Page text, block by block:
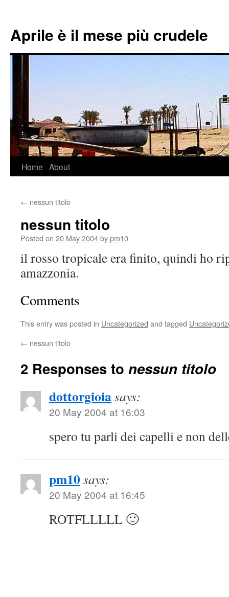
Aprile è il mese più crudele
Skip
content
Home About
← nessun titolo
nessun titolo
Posted on 20 May 2004bypm10
il rosso tropicale era finito, quindi ho
amazzonia.
Comments
This entry was posted in Uncategorized and tagged
← nessun titolo
2 Responses to nessun titolo
dottorgioiasays:
20 May 2004 at 16:03
spero tu parli dei capelli e non
pm10says:
20 May 2004 at 16:45
ROTFLLLLL 🙂